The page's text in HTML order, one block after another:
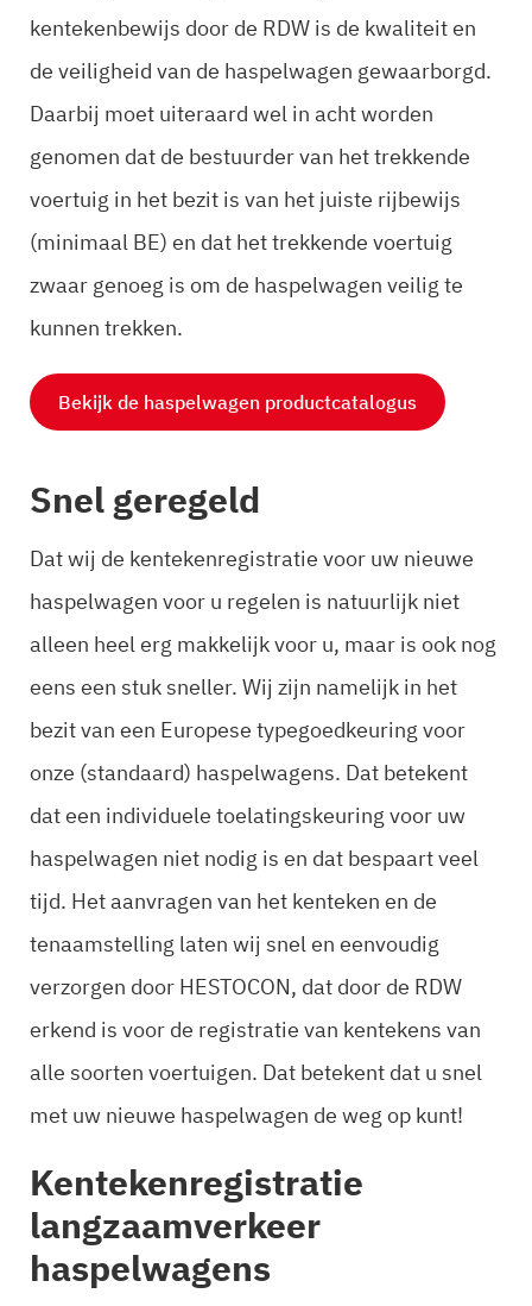
kentekenbewijs door de RDW is de kwaliteit en
de veiligheid van de haspelwagen gewaarborgd.
Daarbij moet uiteraard wel in acht worden
genomen dat de bestuurder van het trekkende
voertuig in het bezit is van het juiste rijbewijs
(minimaal BE) en dat het trekkende voertuig
zwaar genoeg is om de haspelwagen veilig te
kunnen trekken.
Bekijk de haspelwagen productcatalogus
Snel geregeld
Dat wij de kentekenregistratie voor uw nieuwe
haspelwagen voor u regelen is natuurlijk niet
alleen heel erg makkelijk voor u, maar is ook nog
eens een stuk sneller. Wij zijn namelijk in het
bezit van een Europese typegoedkeuring voor
onze (standaard) haspelwagens. Dat betekent
dat een individuele toelatingskeuring voor uw
haspelwagen niet nodig is en dat bespaart veel
tijd. Het aanvragen van het kenteken en de
tenaamstelling laten wij snel en eenvoudig
verzorgen door HESTOCON, dat door de RDW
erkend is voor de registratie van kentekens van
alle soorten voertuigen. Dat betekent dat u snel
met uw nieuwe haspelwagen de weg op kunt!
Kentekenregistratie
langzaamverkeer
haspelwagens